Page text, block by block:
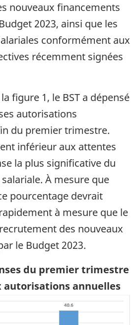
nouveaux financements
2023, ainsi que les
conformément aux
récemment signées
figure 1, le BST a dépensé
autorisations
du premier trimestre.
inférieur aux attentes
la plus significative du
À mesure que
pourcentage devrait
à mesure que le
des nouveaux
le Budget 2023.
du premier trimestre
annuelles